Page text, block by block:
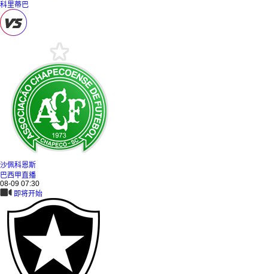
科里蒂巴
沙佩科恩斯
巴西甲直播
08-09 07:30
即将开始